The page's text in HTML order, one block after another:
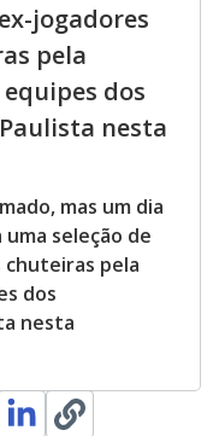
jogadores
pela
dos
nesta
mas um dia
seleção de
pela
dos
nesta